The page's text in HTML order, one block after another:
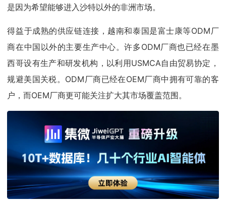
是因为希望能够进入沙特以外的非洲市场。
得益于成熟的供应链连接，越南和泰国是富士康等ODM厂
商在中国以外的主要生产中心。许多ODM厂商也已经在墨
西哥设有生产和研发机构，以利用USMCA自由贸易协定，
规避美国关税。ODM厂商已经在OEM厂商中拥有可靠的客
户，而OEM厂商更可能关注扩大其市场覆盖范围。